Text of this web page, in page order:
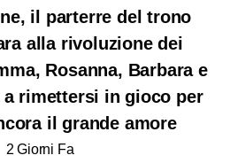
il parterre del trono
alla rivoluzione dei
Rosanna, Barbara e
a rimettersi in gioco per
il grande amore
2 Giorni Fa